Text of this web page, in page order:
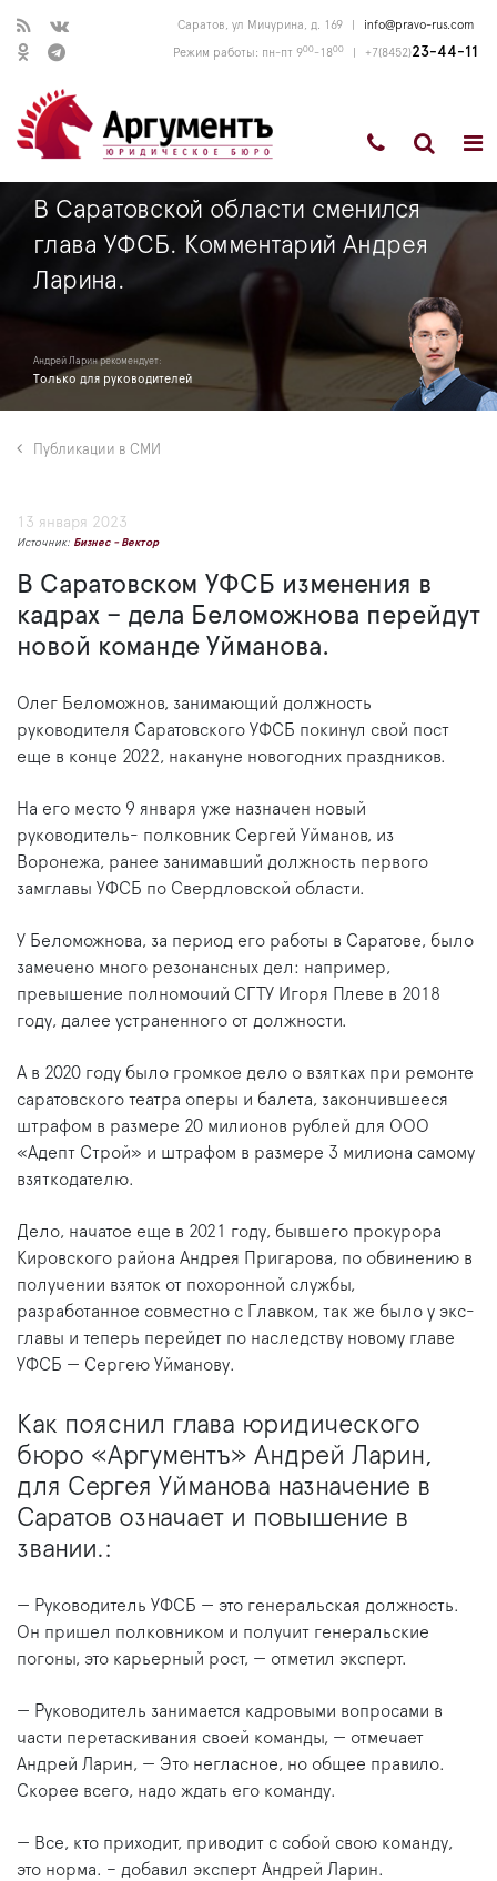
Саратов, ул Мичурина, д. 169 info@pravo-rus.com
Режим работы: пн-пт 900-1800 +7(8452)23-44-11
В Саратовской области сменился
глава УФСБ. Комментарий Андрея
Ларина.
Андрей Ларин рекомендует:
Только для руководителей
Публикации в СМИ
13 января 2023
Источник: Бизнес - Вектор
В Саратовском УФСБ изменения в
кадрах – дела Беломожнова перейдут
новой команде Уйманова.
Олег Беломожнов, занимающий должность
руководителя Саратовского УФСБ покинул свой пост
еще в конце 2022, накануне новогодних праздников.
На его место 9 января уже назначен новый
руководитель- полковник Сергей Уйманов, из
Воронежа, ранее занимавший должность первого
замглавы УФСБ по Свердловской области.
У Беломожнова, за период его работы в Саратове, было
замечено много резонансных дел: например,
превышение полномочий СГТУ Игоря Плеве в 2018
году, далее устраненного от должности.
А в 2020 году было громкое дело о взятках при ремонте
саратовского театра оперы и балета, закончившееся
штрафом в размере 20 милионов рублей для ООО
«Адепт Строй» и штрафом в размере 3 милиона самому
взяткодателю.
Дело, начатое еще в 2021 году, бывшего прокурора
Кировского района Андрея Пригарова, по обвинению в
получении взяток от похоронной службы,
разработанное совместно с Главком, так же было у экс-
главы и теперь перейдет по наследству новому главе
УФСБ — Сергею Уйманову.
Как пояснил глава юридического
бюро «Аргументъ» Андрей Ларин,
для Сергея Уйманова назначение в
Саратов означает и повышение в
звании.:
— Руководитель УФСБ — это генеральская должность.
Он пришел полковником и получит генеральские
погоны, это карьерный рост, — отметил эксперт.
— Руководитель занимается кадровыми вопросами в
части перетаскивания своей команды, — отмечает
Андрей Ларин, — Это негласное, но общее правило.
Скорее всего, надо ждать его команду.
— Все, кто приходит, приводит с собой свою команду,
это норма. – добавил эксперт Андрей Ларин.